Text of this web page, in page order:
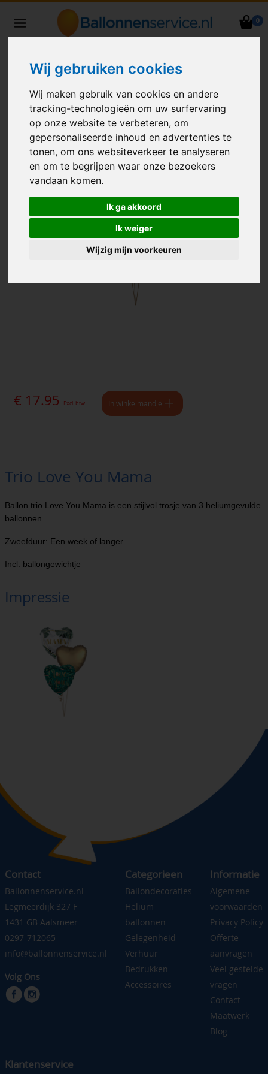
Wij gebruiken cookies
Wij maken gebruik van cookies en andere
tracking-technologieën om uw surfervaring
op onze website te verbeteren, om
gepersonaliseerde inhoud en advertenties te
tonen, om ons websiteverkeer te analyseren
en om te begrijpen waar onze bezoekers
vandaan komen.
Ik ga akkoord
Ik weiger
Wijzig mijn voorkeuren
0
Nederland
€ 17.95 Excl. btw In winkelmandje
Trio Love You Mama
Ballon trio Love You Mama is een stijlvol trosje van 3 heliumgevulde
ballonnen
Zweefduur: Een week of langer
Incl. ballongewichtje
Impressie
Contact
Ballonnenservice.nl
Legmeerdijk 327 F
1431 GB Aalsmeer
0297-712065
info@ballonnenservice.nl
Volg Ons
Categorieen
Ballondecoraties
Helium
ballonnen
Gelegenheid
Verhuur
Bedrukken
Accessoires
Informatie
Algemene
voorwaarden
Privacy Policy
Offerte
aanvragen
Veel gestelde
vragen
Contact
Maatwerk
Blog
Klantenservice